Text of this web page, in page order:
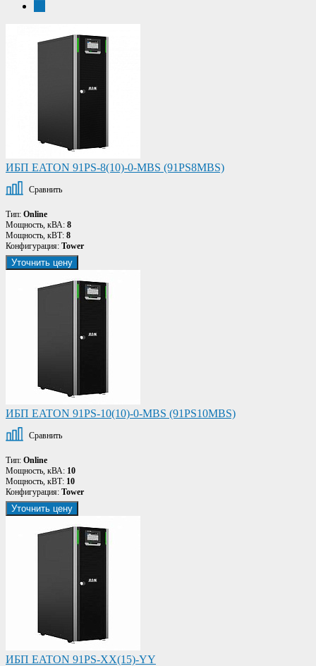
ИБП EATON 91PS-8(10)-0-MBS (91PS8MBS)
Сравнить
Тип: Online
Мощность, кВА: 8
Мощность, кВТ: 8
Конфигурация: Tower
Уточнить цену
ИБП EATON 91PS-10(10)-0-MBS (91PS10MBS)
Сравнить
Тип: Online
Мощность, кВА: 10
Мощность, кВТ: 10
Конфигурация: Tower
Уточнить цену
ИБП EATON 91PS-XX(15)-YY